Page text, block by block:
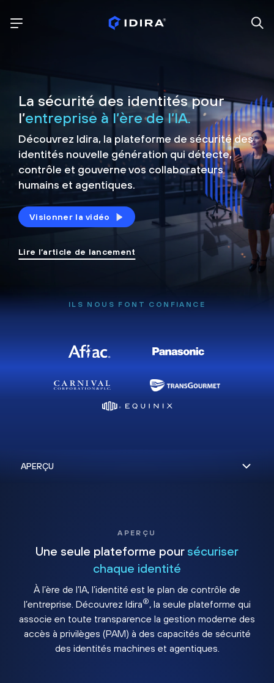
La sécurité des identités pour
l’entreprise à l’ère de l’IA.
Découvrez Idira, la plateforme de sécuritédes
identités nouvelle génération qui détecte,
contrôle et gouverne vos collaborateurs
humains et agentiques.
Visionner la vidéo
Lire l’article de lancement
ILS NOUS FONT CONFIANCE
APERÇU
Une seule plateforme pour sécuriser
chaque identité
À l’ère de l’IA, l’identité est le plan de contrôle de
l’entreprise. Découvrez Idira®, la seule plateforme qui
associe en toute transparence la gestion moderne des
accès à privilèges (PAM) à des capacités de sécurité
des identités machines et agentiques.